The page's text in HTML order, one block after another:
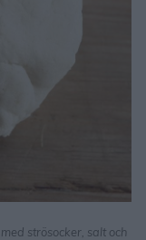
strösocker, salt och